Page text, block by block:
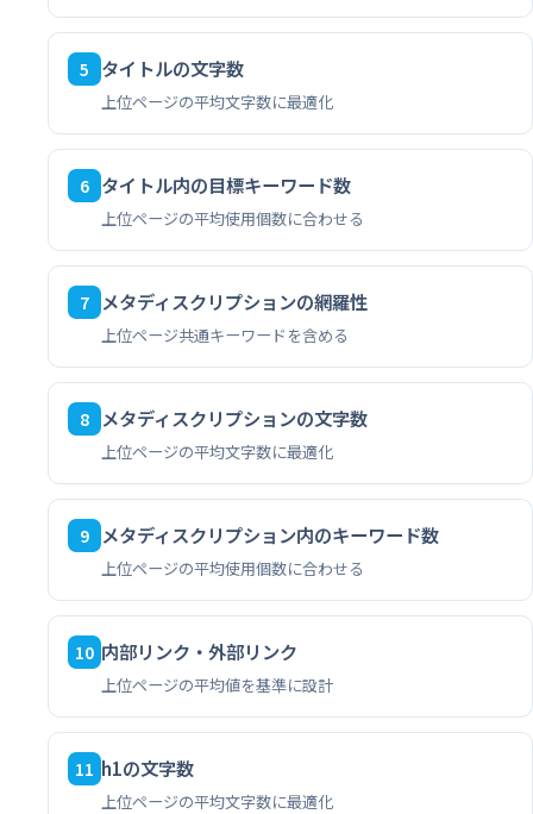
5 タイトルの文字数
上位ページの平均文字数に最適化
6 タイトル内の目標キーワード数
上位ページの平均使用個数に合わせる
7 メタディスクリプションの網羅性
上位ページ共通キーワードを含める
8 メタディスクリプションの文字数
上位ページの平均文字数に最適化
9 メタディスクリプション内のキーワード数
上位ページの平均使用個数に合わせる
10 内部リンク・外部リンク
上位ページの平均値を基準に設計
11 h1の文字数
上位ページの平均文字数に最適化